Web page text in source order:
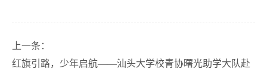
上一条：
红旗引路，少年启航——汕头大学校青协曙光助学大队赴